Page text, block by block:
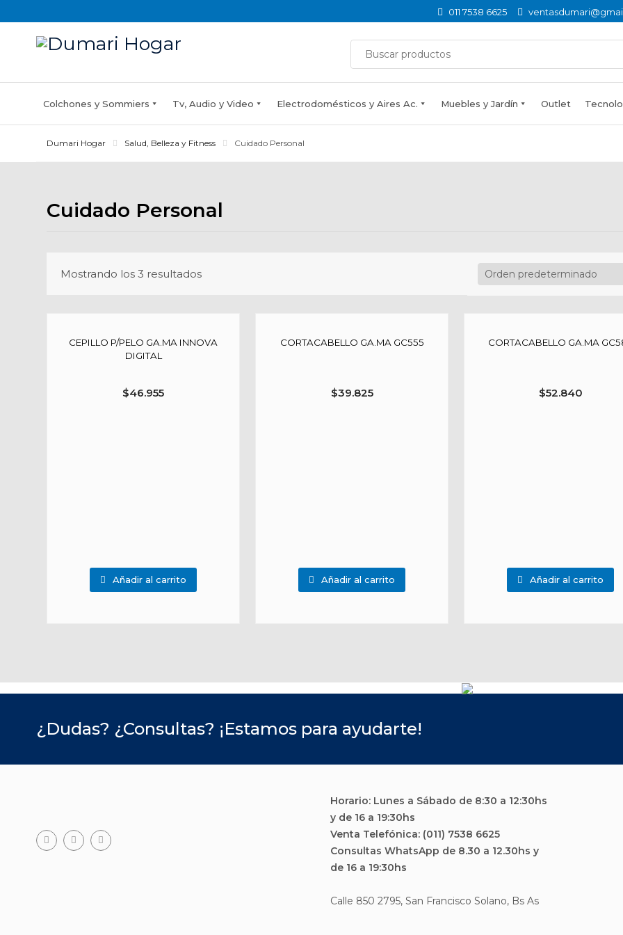
to
content
011 7538 6625
Colchones y Sommiers Tv, Audio y Video Electrodomésticos y Aires Ac. Muebles y Jardín Outlet
Dumari Hogar Salud, Belleza y Fitness Cuidado Personal
Cuidado Personal
Mostrando los 3 resultados
CEPILLO P/PELO GA.MA INNOVA
DIGITAL
$46.955
Añadir al carrito
CORTACABELLO GA.MA GC555
$39.825
Añadir al carrito
CORTACABELLO GA.MA
$52.840
Añadir al carrito
¿Dudas? ¿Consultas? ¡Estamos para ayudarte!
Horario: Lunes a Sábado de 8:30 a 12:30hs
y de 16 a 19:30hs
Venta Telefónica: (011) 7538 6625
Consultas WhatsApp de 8.30 a 12.30hs y
de 16 a 19:30hs
Calle 850 2795, San Francisco Solano, Bs As